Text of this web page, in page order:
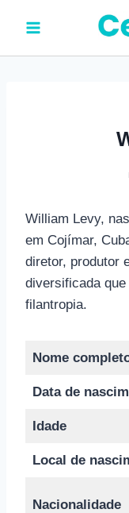
o
William Levy,
em Cojímar,
diretor, produtor
diversificada
filantropia.
Nome
Data de
Idade
Local de
Nacionalidade